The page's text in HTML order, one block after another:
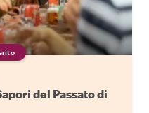
del Passato di